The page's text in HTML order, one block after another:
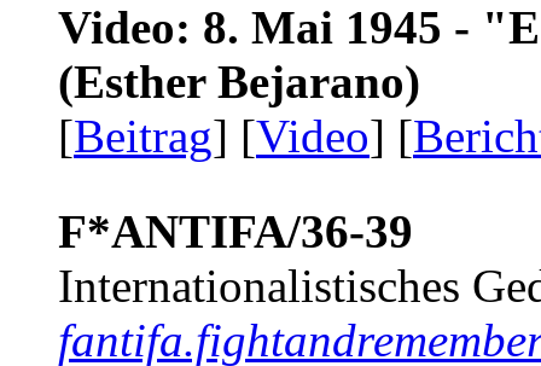
Video: 8. Mai 1945 -
(Esther Bejarano)
[Beitrag] [Video] [
F*ANTIFA/36-39
Internationalistisches